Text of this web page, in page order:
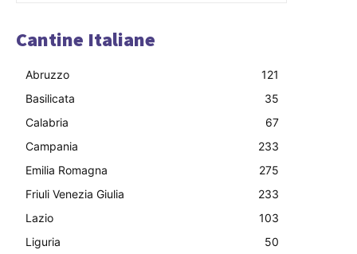
Cantine Italiane
Abruzzo
121
Basilicata
35
Calabria
67
Campania
233
Emilia Romagna
275
Friuli Venezia Giulia
233
Lazio
103
Liguria
50